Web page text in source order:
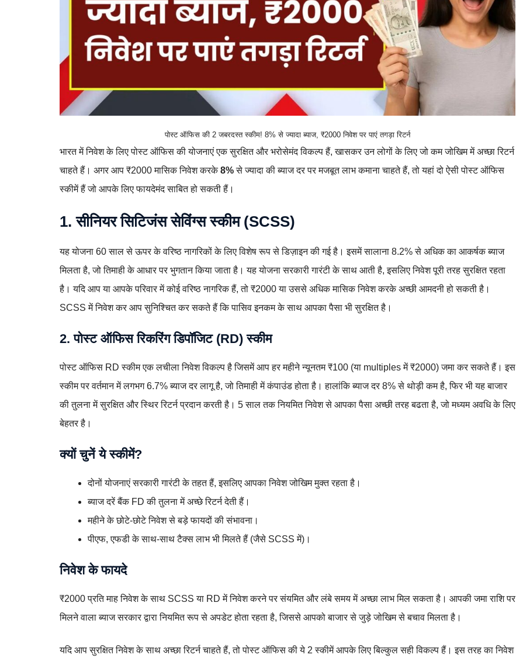
पोस्ट ऑफिस की 2 जबरदस्त स्कीम! 8% से ज्यादा ब्याज, ₹2000 निवेश पर पाएं तगड़ा रिटर्न
भारत में निवेश के लिए पोस्ट ऑफिस की योजनाएं एक सुरक्षित और भरोसेमंद विकल्प हैं, खासकर उन लोगों के लिए जो कम जोखिम में अच्छा रिटर्न
चाहते हैं। अगर आप ₹2000 मासिक निवेश करके8%से ज्यादा की ब्याज दर पर मजबूत लाभ कमाना चाहते हैं, तो यहां दो ऐसी पोस्ट ऑफिस
स्कीमें हैं जो आपके लिए फायदेमंद साबित हो सकती हैं।
1. सीनियर सिटिजंस सेविंग्स स्कीम (SCSS)
यह योजना 60 साल से ऊपर के वरिष्ठ नागरिकों के लिए विशेष रूप से डिज़ाइन की गई है। इसमें सालाना 8.2% से अधिक का आकर्षक ब्याज
मिलता है, जो तिमाही के आधार पर भुगतान किया जाता है। यह योजना सरकारी गारंटी के साथ आती है, इसलिए निवेश पूरी तरह सुरक्षित रहता
है। यदि आप या आपके परिवार में कोई वरिष्ठ नागरिक हैं, तो ₹2000 या उससे अधिक मासिक निवेश करके अच्छी आमदनी हो सकती है।
SCSS में निवेश कर आप सुनिश्चित कर सकते हैं कि पासिव इनकम के साथ आपका पैसा भी सुरक्षित है।
2. पोस्ट ऑफिस रिकरिंग डिपॉजिट (RD) स्कीम
पोस्ट ऑफिस RD स्कीम एक लचीला निवेश विकल्प है जिसमें आप हर महीने न्यूनतम ₹100 (या multiples में ₹2000) जमा कर सकते हैं। इस
स्कीम पर वर्तमान में लगभग 6.7% ब्याज दर लागू है, जो तिमाही में कंपाउंड होता है। हालांकि ब्याज दर 8% से थोड़ी कम है, फिर भी यह बाजार
की तुलना में सुरक्षित और स्थिर रिटर्न प्रदान करती है। 5 साल तक नियमित निवेश से आपका पैसा अच्छी तरह बढता है, जो मध्यम अवधि के लिए
बेहतर है।
क्यों चुनें ये स्कीमें?
दोनों योजनाएं सरकारी गारंटी के तहत हैं, इसलिए आपका निवेश जोखिम मुक्त रहता है।
ब्याज दरें बैंक FD की तुलना में अच्छे रिटर्न देती हैं।
महीने के छोटे-छोटे निवेश से बड़े फायदों की संभावना।
पीएफ, एफडी के साथ-साथ टैक्स लाभ भी मिलते हैं (जैसे SCSS में)।
निवेश के फायदे
₹2000 प्रति माह निवेश के साथ SCSS या RD में निवेश करने पर संयमित और लंबे समय में अच्छा लाभ मिल सकता है। आपकी जमा राशि पर
मिलने वाला ब्याज सरकार द्वारा नियमित रूप से अपडेट होता रहता है, जिससे आपको बाजार से जुड़े जोखिम से बचाव मिलता है।
यदि आप सुरक्षित निवेश के साथ अच्छा रिटर्न चाहते हैं, तो पोस्ट ऑफिस की ये 2 स्कीमें आपके लिए बिल्कुल सही विकल्प हैं। इस तरह का निवेश